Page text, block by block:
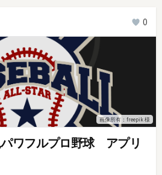
0
画像所有：freepik 様
パワフルプロ野球 アプリ